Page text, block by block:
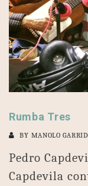
Rumba Tres
BY MANOLO
Pedro
Capdevila